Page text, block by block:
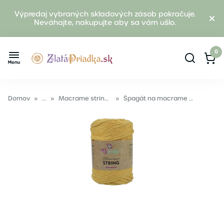
Výpredaj vybraných skladových zásob pokračuje.
Neváhajte, nakupujte aby sa vám ušlo.
0
Domov » ... » Macrame string 3mm » Špagát na macrame techniku ReTwisst MACRAME STRING 3mm 25 žltá